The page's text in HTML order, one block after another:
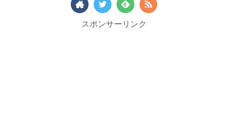
スポンサーリンク